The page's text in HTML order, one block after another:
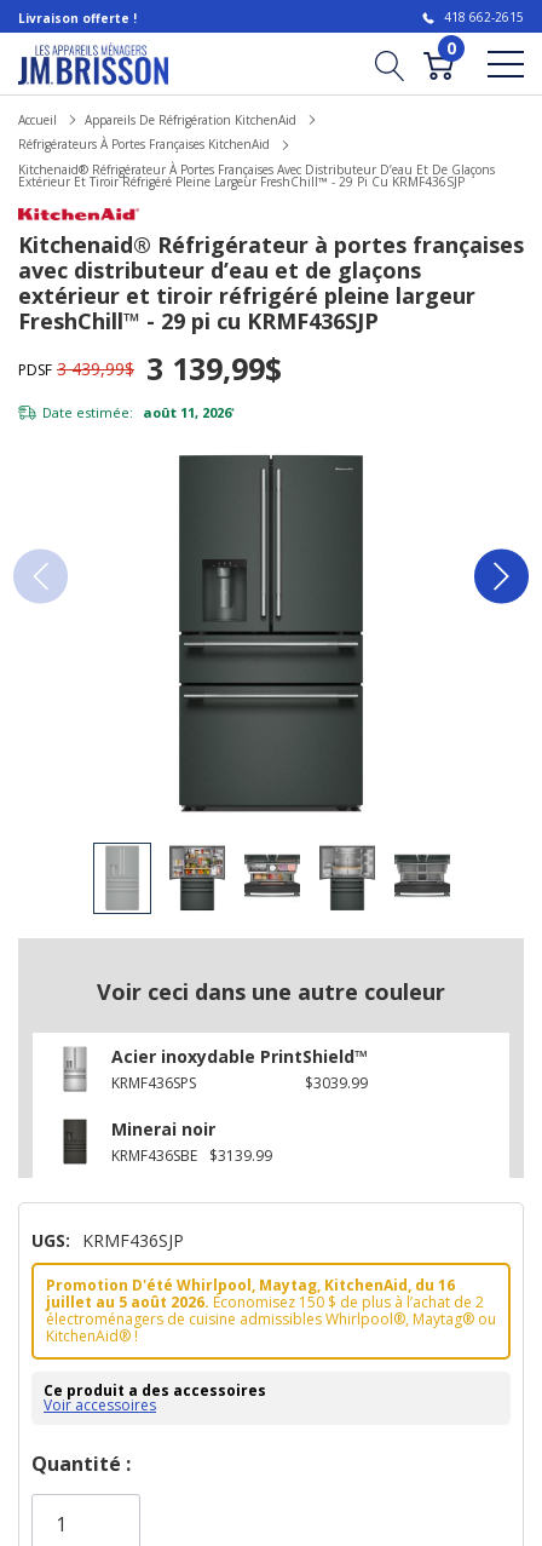
Livraison offerte ! 418 662-2615
0
Accueil
Appareils De Réfrigération KitchenAid
Réfrigérateurs À Portes Françaises KitchenAid
Kitchenaid® Réfrigérateur À Portes Françaises Avec Distributeur D’eau Et De Glaçons
Extérieur Et Tiroir Réfrigéré Pleine Largeur FreshChill™ - 29 Pi Cu KRMF436SJP
Kitchenaid® Réfrigérateur à portes françaises
avec distributeur d’eau et de glaçons
extérieur et tiroir réfrigéré pleine largeur
FreshChill™ - 29 pi cu KRMF436SJP
PDSF 3 439,99$ 3 139,99$
Date estimée: août 11, 2026*
Voir ceci dans une autre couleur
Acier inoxydable PrintShield™
KRMF436SPS $3039.99
Minerai noir
KRMF436SBE $3139.99
UGS: KRMF436SJP
Promotion D'été Whirlpool, Maytag, KitchenAid, du 16
juillet au 5 août 2026. Économisez 150 $ de plus à l’achat de 2
électroménagers de cuisine admissibles Whirlpool®, Maytag® ou
KitchenAid® !
Ce produit a des accessoires
Voir accessoires
Dépêchez-
vous!
Quantité :